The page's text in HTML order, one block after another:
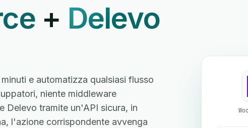
+ Delevo
e automatizza qualsiasi flusso
niente middleware
Delevo tramite un'API sicura, in
l'azione corrispondente avvenga